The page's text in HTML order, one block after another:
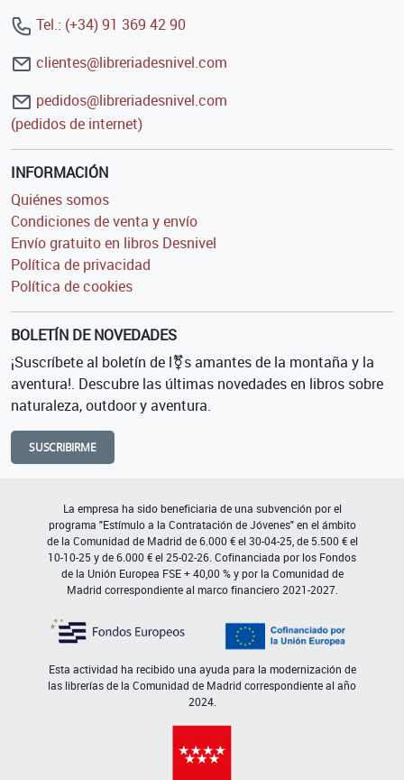
Tel.: (+34) 91 369 42 90
clientes@libreriadesnivel.com
pedidos@libreriadesnivel.com
(pedidos de internet)
INFORMACIÓN
Quiénes somos
Condiciones de venta y envío
Envío gratuito en libros Desnivel
Política de privacidad
Política de cookies
BOLETÍN DE NOVEDADES
¡Suscríbete al boletín de l⚧s amantes de la montaña y la
aventura!. Descubre las últimas novedades en libros sobre
naturaleza, outdoor y aventura.
SUSCRIBIRME
La empresa ha sido beneficiaria de una subvención por el
programa "Estímulo a la Contratación de Jóvenes" en el ámbito
de la Comunidad de Madrid de 6.000 € el 30-04-25, de 5.500 € el
10-10-25 y de 6.000 € el 25-02-26. Cofinanciada por los Fondos
de la Unión Europea FSE + 40,00 % y por la Comunidad de
Madrid correspondiente al marco financiero 2021-2027.
Esta actividad ha recibido una ayuda para la modernización de
las librerías de la Comunidad de Madrid correspondiente al año
2024.